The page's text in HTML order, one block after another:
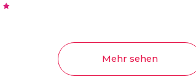
Mehr sehen